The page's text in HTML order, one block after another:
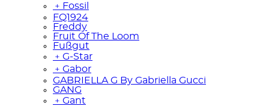
﹢ Fossil
FQ1924
Freddy
Fruit Of The Loom
Fußgut
﹢ G-Star
﹢ Gabor
GABRIELLA G By Gabriella Gucci
GANG
﹢ Gant